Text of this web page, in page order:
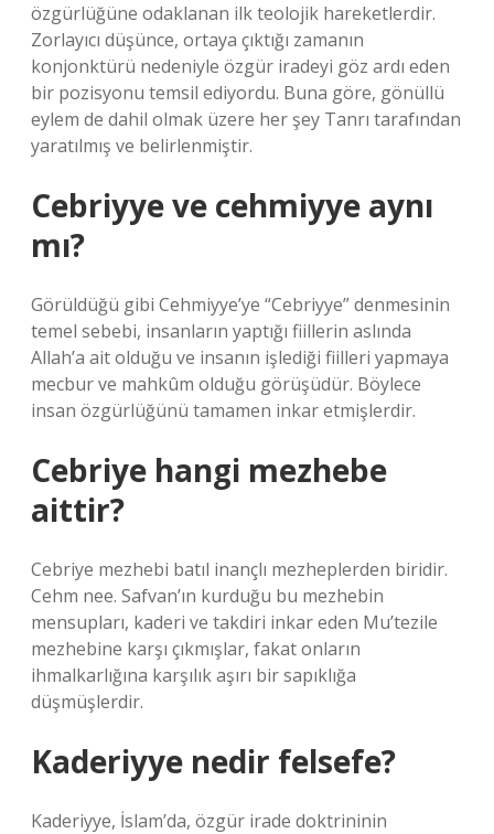
özgürlüğüne odaklanan ilk teolojik hareketlerdir.
Zorlayıcı düşünce, ortaya çıktığı zamanın
konjonktürü nedeniyle özgür iradeyi göz ardı eden
bir pozisyonu temsil ediyordu. Buna göre, gönüllü
eylem de dahil olmak üzere her şey Tanrı tarafından
yaratılmış ve belirlenmiştir.
Cebriyye ve cehmiyye aynı
mı?
Görüldüğü gibi Cehmiyye’ye “Cebriyye” denmesinin
temel sebebi, insanların yaptığı fiillerin aslında
Allah’a ait olduğu ve insanın işlediği fiilleri yapmaya
mecbur ve mahkûm olduğu görüşüdür. Böylece
insan özgürlüğünü tamamen inkar etmişlerdir.
Cebriye hangi mezhebe
aittir?
Cebriye mezhebi batıl inançlı mezheplerden biridir.
Cehm nee. Safvan’ın kurduğu bu mezhebin
mensupları, kaderi ve takdiri inkar eden Mu’tezile
mezhebine karşı çıkmışlar, fakat onların
ihmalkarlığına karşılık aşırı bir sapıklığa
düşmüşlerdir.
Kaderiyye nedir felsefe?
Kaderiyye, İslam’da, özgür irade doktrininin